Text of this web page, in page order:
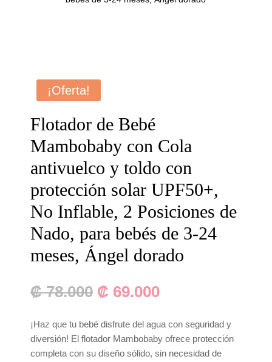
¡Oferta!
Flotador de Bebé
Mambobaby con Cola
antivuelco y toldo con
protección solar UPF50+,
No Inflable, 2 Posiciones de
Nado, para bebés de 3-24
meses, Ángel dorado
₡78.000 El
original
era:
₡ 78.000.
₡ 69.000El
actual
es:
₡ 69.000.
¡Haz que tu bebé disfrute del agua con seguridad y
diversión! El flotador Mambobaby ofrece protección
completa con su diseño sólido, sin necesidad de